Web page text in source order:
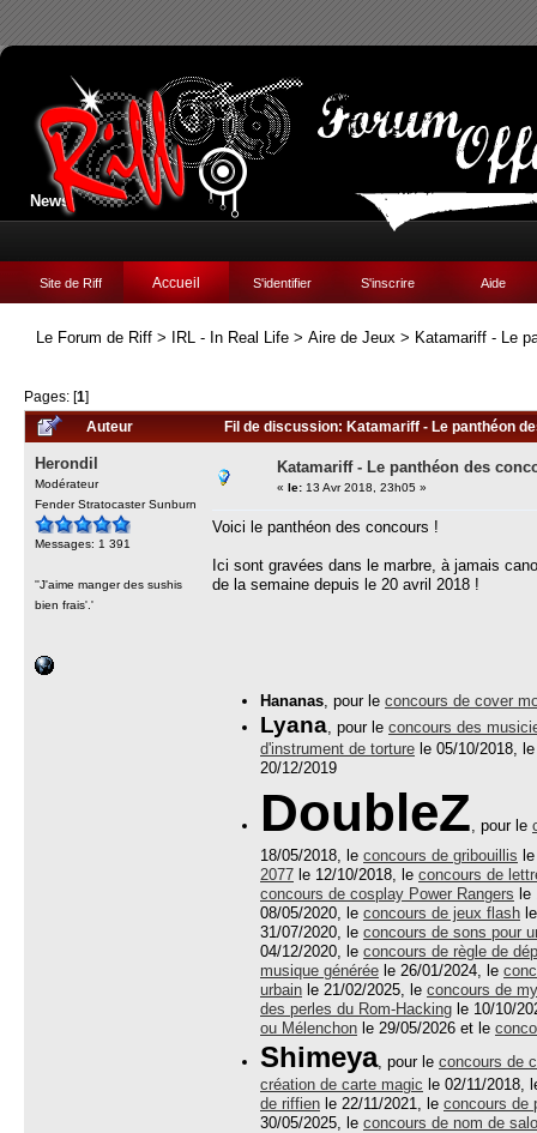
News:
Site de Riff Accueil S'identifier S'inscrire Aide
Le Forum de Riff > IRL - In Real Life > Aire de Jeux > Katamariff - Le
Pages: [1]
Auteur
Fil de discussion: Katamariff - Le panthéon
Herondil
Modérateur
Fender Stratocaster Sunburn
Messages: 1 391
''J'aime manger des sushis
bien frais'.'
Katamariff - Le panthéon des
« le: 13 Avr 2018, 23h05 »
Voici le panthéon des concours !
Ici sont gravées dans le marbre, à jamais
de la semaine depuis le 20 avril 2018 !
Hananas, pour le concours de cover
Lyana, pour le concours des
d'instrument de torture le 05/10/2018,
20/12/2019
DoubleZ, pour le
18/05/2018, le concours de gribouillis
2077 le 12/10/2018, le concours de
concours de cosplay Power Rangers
08/05/2020, le concours de jeux flash
31/07/2020, le concours de sons pour
04/12/2020, le concours de règle de
musique générée le 26/01/2024, le
urbain le 21/02/2025, le concours de
des perles du Rom-Hacking le 10/10/
ou Mélenchon le 29/05/2026 et le
Shimeya, pour le concours de
création de carte magic le 02/11/2018,
de riffien le 22/11/2021, le concours de
30/05/2025, le concours de nom de